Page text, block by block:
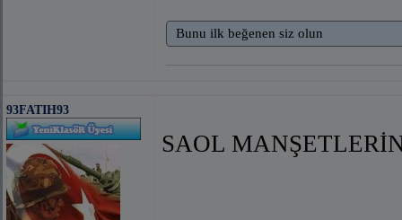
Bunu ilk beğenen siz olun
93FATIH93
SAOL